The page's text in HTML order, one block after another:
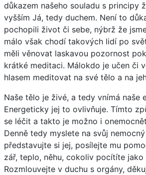
důkazem našeho souladu s principy
vyšším Já, tedy duchem. Není to
pochopili život či sebe, nýbrž že
málo však chodí takových lidí po
měli věnovat laskavou pozornost
krátké meditaci. Málokdo je učen či
hlasem meditovat na své tělo a na
Naše tělo je živé, a tedy vnímá naše
Energeticky jej to ovlivňuje. Tímto
se léčit a takto je možno i
Denně tedy myslete na svůj
představujte si jej, posílejte mu
zář, teplo, něhu, cokoliv pocítíte
Rozmlouvejte v duchu s orgány,